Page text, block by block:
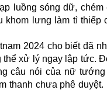
luồng sóng dữ,
lưng làm tì
2024 cho biết đã
xử lý ngay lập tức.
câu nói của nữ
thanh chưa phê